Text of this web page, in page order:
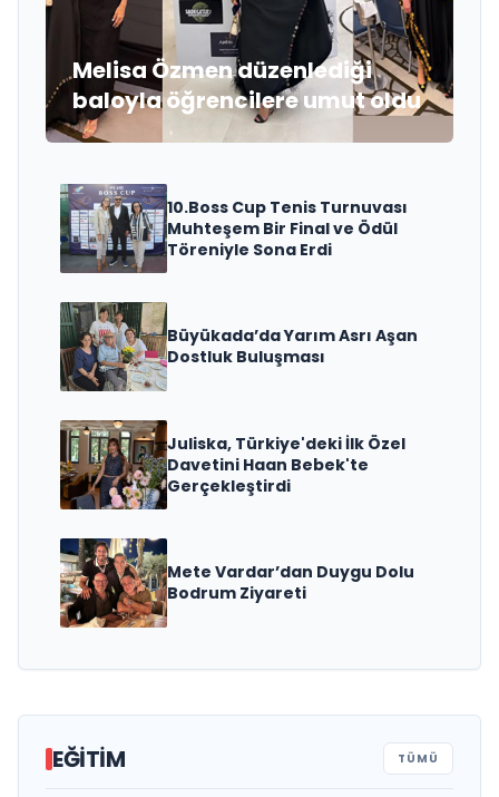
Melisa Özmen düzenlediği
baloyla öğrencilere umut oldu
10.Boss Cup Tenis Turnuvası
Muhteşem Bir Final ve Ödül
Töreniyle Sona Erdi
Büyükada’da Yarım Asrı Aşan
Dostluk Buluşması
Juliska, Türkiye'deki İlk Özel
Davetini Haan Bebek'te
Gerçekleştirdi
Mete Vardar’dan Duygu Dolu
Bodrum Ziyareti
EĞITIM TÜMÜ
Türkiye’de Bir İlk: Anaokulu